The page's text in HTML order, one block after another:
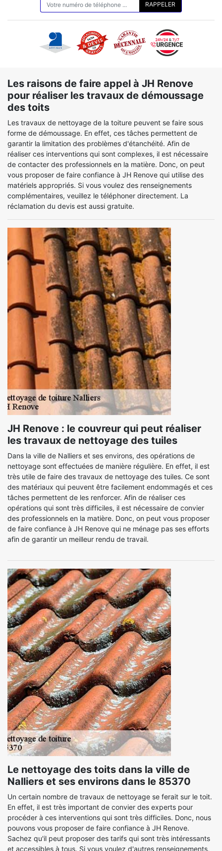
Les raisons de faire appel à JH Renove
pour réaliser les travaux de démoussage
des toits
Les travaux de nettoyage de la toiture peuvent se faire sous
forme de démoussage. En effet, ces tâches permettent de
garantir la limitation des problèmes d'étanchéité. Afin de
réaliser ces interventions qui sont complexes, il est nécessaire
de contacter des professionnels en la matière. Donc, on peut
vous proposer de faire confiance à JH Renove qui utilise des
matériels appropriés. Si vous voulez des renseignements
complémentaires, veuillez le téléphoner directement. La
réclamation du devis est aussi gratuite.
JH Renove : le couvreur qui peut réaliser
les travaux de nettoyage des tuiles
Dans la ville de Nalliers et ses environs, des opérations de
nettoyage sont effectuées de manière régulière. En effet, il est
très utile de faire des travaux de nettoyage des tuiles. Ce sont
des matériaux qui peuvent être facilement endommagés et ces
tâches permettent de les renforcer. Afin de réaliser ces
opérations qui sont très difficiles, il est nécessaire de convier
des professionnels en la matière. Donc, on peut vous proposer
de faire confiance à JH Renove qui ne ménage pas ses efforts
afin de garantir un meilleur rendu de travail.
Le nettoyage des toits dans la ville de
Nalliers et ses environs dans le 85370
Un certain nombre de travaux de nettoyage se ferait sur le toit.
En effet, il est très important de convier des experts pour
procéder à ces interventions qui sont très difficiles. Donc, nous
pouvons vous proposer de faire confiance à JH Renove.
Sachez qu'il peut proposer des tarifs qui sont très intéressants
et accessibles à tous. Si vous voulez d'autres renseignements,